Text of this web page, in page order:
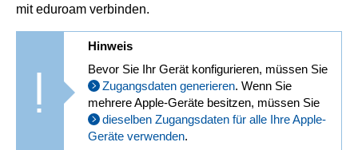
mit eduroam verbinden.
Hinweis
Bevor Sie Ihr Gerät konfigurieren, müssen Sie
Zugangsdaten generieren. Wenn Sie
mehrere Apple-Geräte besitzen, müssen Sie
dieselben Zugangsdaten für alle Ihre Apple-
Geräte verwenden.